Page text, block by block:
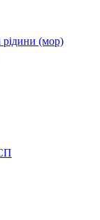
рідини (мор)